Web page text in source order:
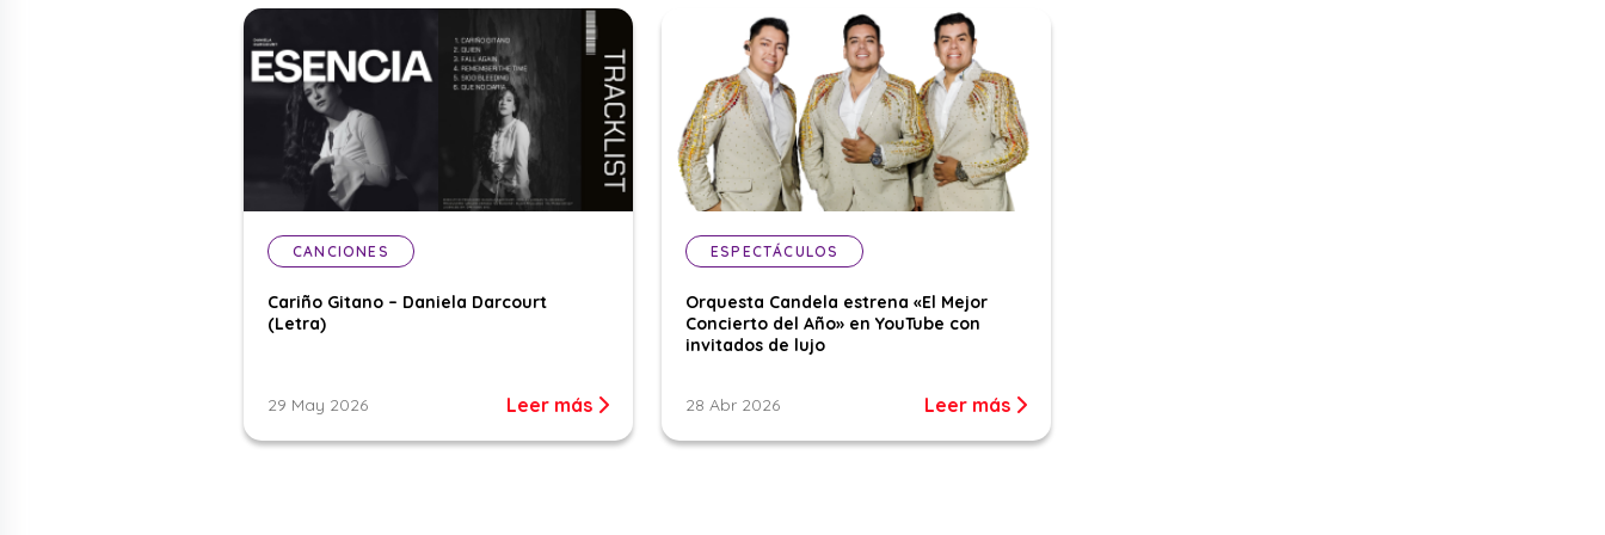
CANCIONES
Cariño Gitano – Daniela Darcourt
(Letra)
29 May 2026 Leer más
ESPECTÁCULOS
Orquesta Candela estrena «El Mejor
Concierto del Año» en YouTube con
invitados de lujo
28 Abr 2026 Leer más